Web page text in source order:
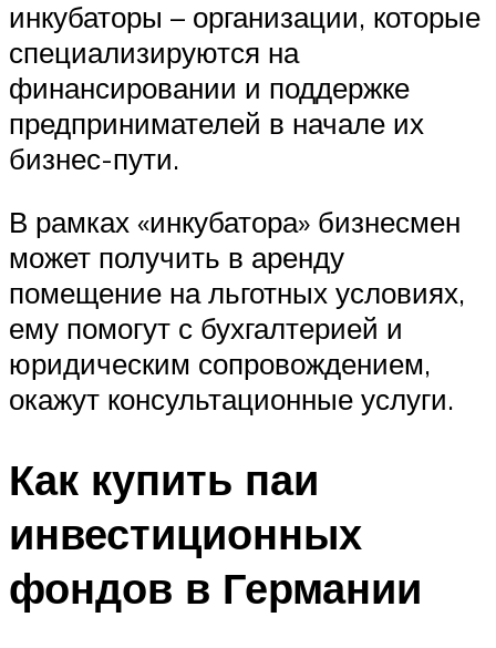
инкубаторы – организации, которые
специализируются на
финансировании и поддержке
предпринимателей в начале их
бизнес-пути.
В рамках «инкубатора» бизнесмен
может получить в аренду
помещение на льготных условиях,
ему помогут с бухгалтерией и
юридическим сопровождением,
окажут консультационные услуги.
Как купить паи
инвестиционных
фондов в Германии